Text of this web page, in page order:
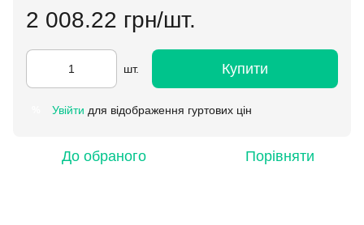
2 008.22 грн/шт.
шт. Купити
Увійти для відображення гуртових цін
До обраного Порівняти